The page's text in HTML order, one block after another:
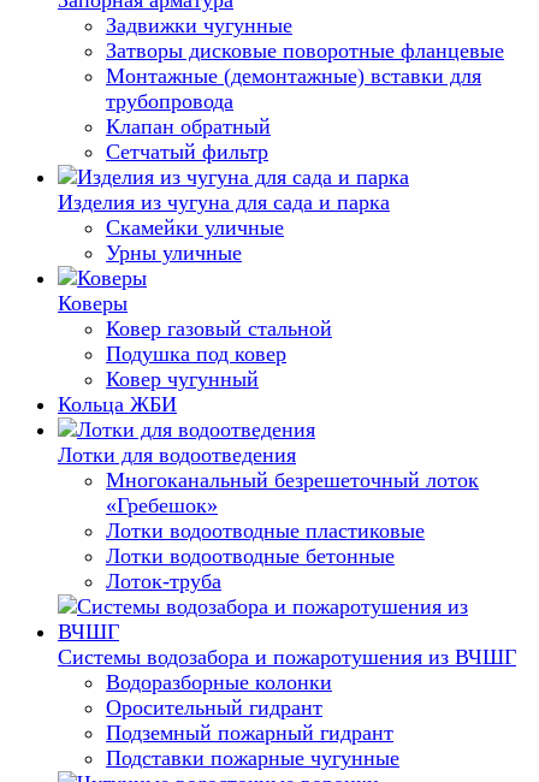
Задвижки чугунные
Затворы дисковые поворотные фланцевые
Монтажные (демонтажные) вставки для
трубопровода
Клапан обратный
Сетчатый фильтр
Изделия из чугуна для сада и парка
Скамейки уличные
Урны уличные
Коверы
Ковер газовый стальной
Подушка под ковер
Ковер чугунный
Кольца ЖБИ
Лотки для водоотведения
Многоканальный безрешеточный лоток
«Гребешок»
Лотки водоотводные пластиковые
Лотки водоотводные бетонные
Лоток-труба
Системы водозабора и пожаротушения из ВЧШГ
Водоразборные колонки
Оросительный гидрант
Подземный пожарный гидрант
Подставки пожарные чугунные